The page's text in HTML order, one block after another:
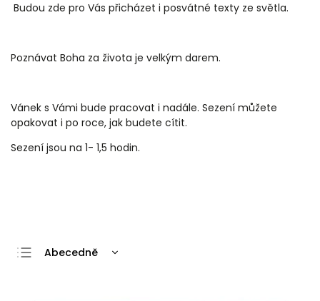
Budou zde pro Vás přicházet i posvátné texty ze světla.
Poznávat Boha za života je velkým darem.
Vánek s Vámi bude pracovat i nadále. Sezení můžete
opakovat i po roce, jak budete cítit.
Sezení jsou na 1- 1,5 hodin.
Abecedně